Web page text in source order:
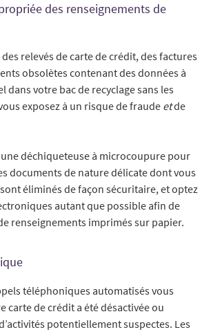
des renseignements de
relevés de carte de crédit, des factures
obsolètes contenant des données à
dans votre bac de recyclage sans les
exposez à un risque de fraude etde
déchiqueteuse à microcoupure pour
documents de nature délicate dont vous
éliminés de façon sécuritaire, et optez
autant que possible afin de
renseignements imprimés sur papier.
téléphoniques automatisés vous
carte de crédit a été désactivée ou
potentiellement suspectes. Les